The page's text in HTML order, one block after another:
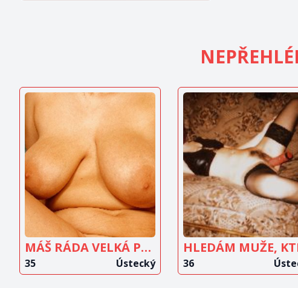
ZOBRAZIT
INZERÁT
MÁŠ RÁDA VELKÁ PRSA?
35 Ústecký
ZOBRAZIT
INZERÁT
36